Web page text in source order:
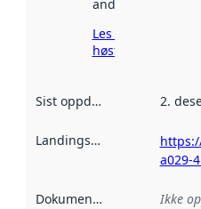
andre steder.
Les mer om
høsting her
Sist oppdatert 2.
Landingsside
a029-
Dokumentasjon Ikke